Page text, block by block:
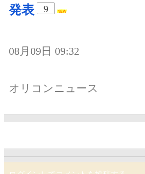
発表
9
08月09日 09:32
オリコンニュース